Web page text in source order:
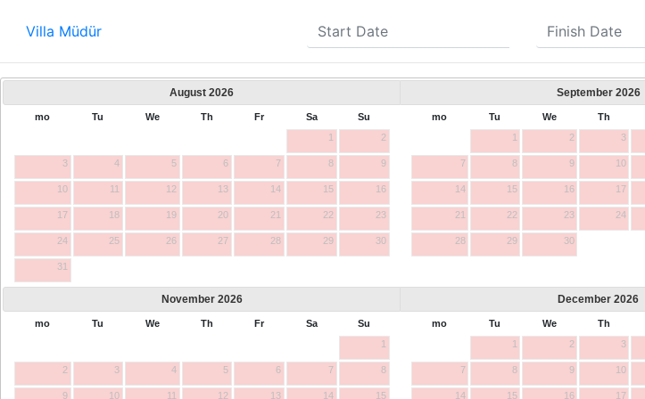
Villa Müdür
August 2026
mo Tu We Th Fr Sa
Su
1
2
3 4 5 6 7 8 9
10 11 12 13 14 15 16
17 18 19 20 21 22 23
24 25 26 27 28 29 30
31
September 2026
mo Tu We Th
1
2 3
7 8 9 10
14 15 16 17
21 22 23 24
28 29 30
November 2026
mo Tu We Th Fr Sa
Su
1
2 3 4 5 6 7 8
9 10 11 12 13 14 15
December 2026
mo Tu We Th
1
2 3
7 8 9 10
14 15 16 17